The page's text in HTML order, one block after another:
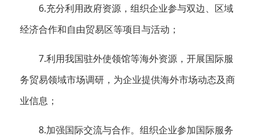
6.充分利用政府资源，组织企业参与双边、区域
经济合作和自由贸易区等项目与活动；
7.利用我国驻外使领馆等海外资源，开展国际服
务贸易领域市场调研，为企业提供海外市场动态及商
业信息；
8.加强国际交流与合作。组织企业参加国际服务